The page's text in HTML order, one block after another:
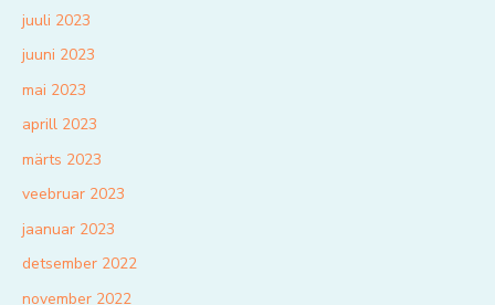
juuli 2023
juuni 2023
mai 2023
aprill 2023
märts 2023
veebruar 2023
jaanuar 2023
detsember 2022
november 2022